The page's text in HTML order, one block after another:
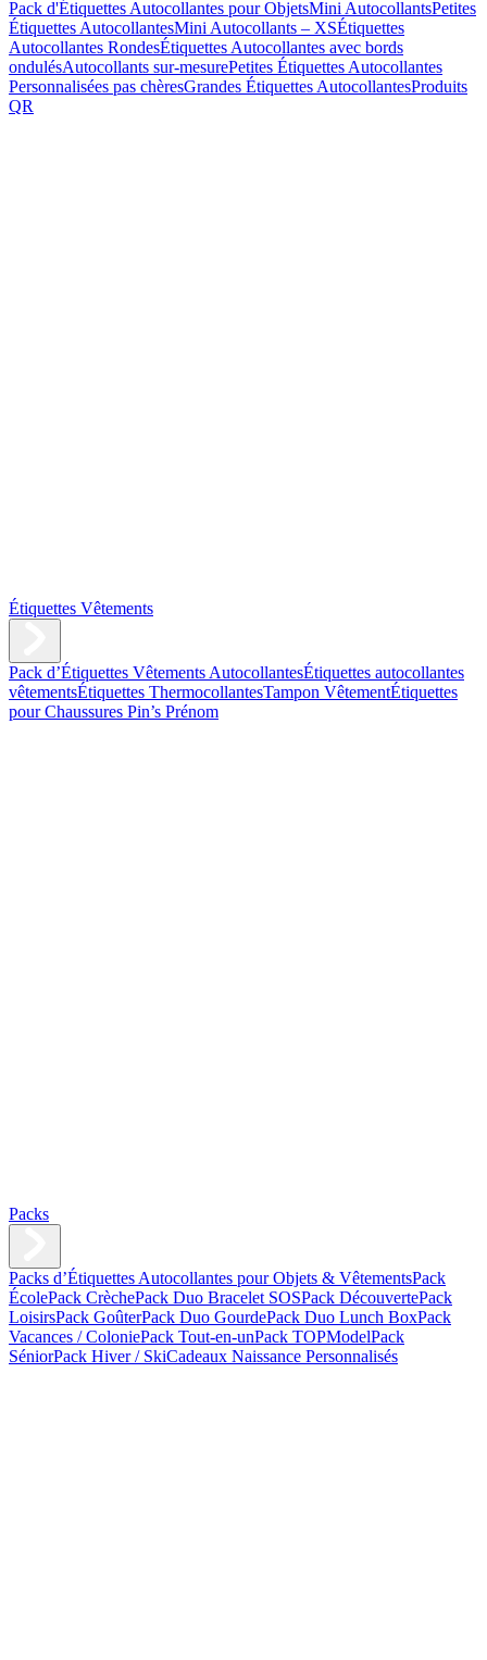
Pack d'Étiquettes Autocollantes pour ObjetsMini AutocollantsPetites
Étiquettes AutocollantesMini Autocollants – XSÉtiquettes
Autocollantes RondesÉtiquettes Autocollantes avec bords
ondulésAutocollants sur-mesurePetites Étiquettes Autocollantes
Personnalisées pas chèresGrandes Étiquettes AutocollantesProduits
QR
Étiquettes Vêtements
Pack d’Étiquettes Vêtements AutocollantesÉtiquettes autocollantes
vêtementsÉtiquettes ThermocollantesTampon VêtementÉtiquettes
pour Chaussures Pin’s Prénom
Packs
Packs d’Étiquettes Autocollantes pour Objets & VêtementsPack
ÉcolePack CrèchePack Duo Bracelet SOSPack DécouvertePack
LoisirsPack GoûterPack Duo GourdePack Duo Lunch BoxPack
Vacances / ColoniePack Tout-en-unPack TOPModelPack
SéniorPack Hiver / SkiCadeaux Naissance Personnalisés